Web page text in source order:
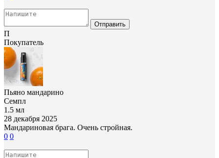
Отправить
П
Покупатель
Пьяно мандарино
Семпл
1.5 мл
28 декабря 2025
Мандариновая брага. Очень стройная.
0 0